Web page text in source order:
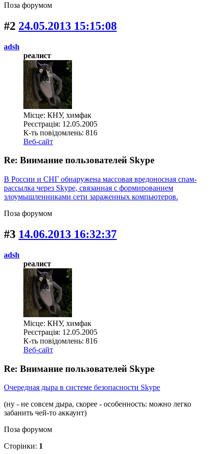
Поза форумом
#2 24.05.2013 15:15:08
adsh
реалист
Місце: КНУ, химфак
Реєстрація: 12.05.2005
К-ть повідомлень: 816
Веб-сайт
Re: Внимание пользователей Skype
В России и СНГ обнаружена массовая вредоносная спам-
рассылка через Skype, связанная с формированием
злоумышленниками сети зараженных компьютеров.
Поза форумом
#3 14.06.2013 16:32:37
adsh
реалист
Місце: КНУ, химфак
Реєстрація: 12.05.2005
К-ть повідомлень: 816
Веб-сайт
Re: Внимание пользователей Skype
Очередная дыра в системе безопасности Skype
(ну - не совсем дыра, скорее - особенность: можно легко
забанить чей-то аккаунт)
Поза форумом
Сторінки: 1